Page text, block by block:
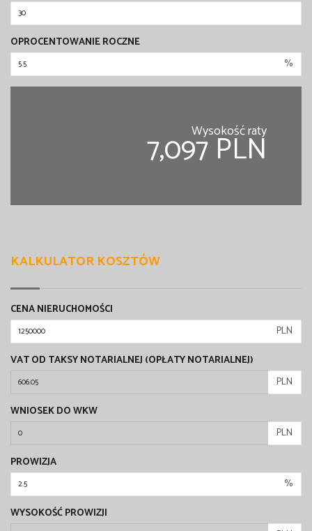
OPROCENTOWANIE ROCZNE
%
Wysokość raty
7,097 PLN
KALKULATOR KOSZTÓW
CENA NIERUCHOMOŚCI
PLN
VAT OD TAKSY NOTARIALNEJ (OPŁATY NOTARIALNEJ)
PLN
WNIOSEK DO WKW
PLN
PROWIZJA
%
WYSOKOŚĆ PROWIZJI